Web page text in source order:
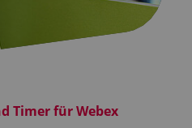
Timer für Webex